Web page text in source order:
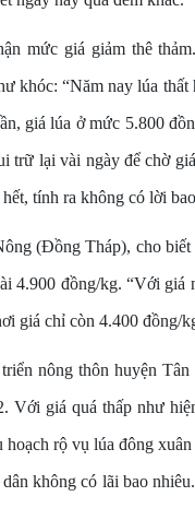
mức giá giảm thê
khóc: “Năm nay lúa thất
giá lúa ở mức 5.800
trữ lại vài ngày để chờ
tính ra không có lời
(Đồng Tháp), cho biết
4.900 đồng/kg. “Với giá
giá chỉ còn 4.400 đồng/
nông thôn huyện
Với giá quá thấp như
rộ vụ lúa đông
không có lãi bao